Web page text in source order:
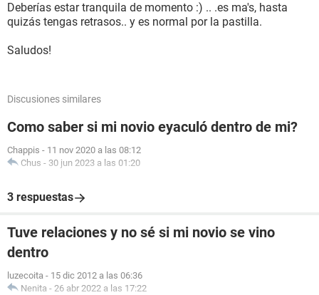
Deberías estar tranquila de momento :) .. .es ma's, hasta
quizás tengas retrasos.. y es normal por la pastilla.
Saludos!
Discusiones similares
Como saber si mi novio eyaculó dentro de mi?
Chappis - 11 nov 2020 a las 08:12
Chus - 30 jun 2023 a las 01:20
3 respuestas
Tuve relaciones y no sé si mi novio se vino
dentro
luzecoita - 15 dic 2012 a las 06:36
Nenita - 26 abr 2022 a las 17:22